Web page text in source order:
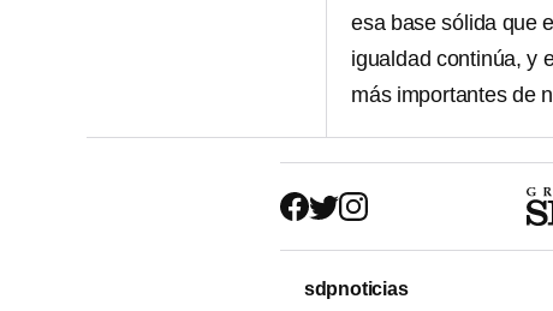
esa base sólida que
igualdad continúa, y
más importantes de
sdpnoticias